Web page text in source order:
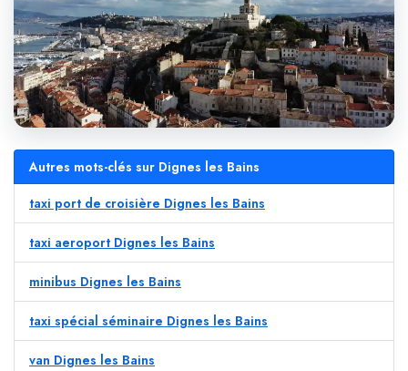
Autres mots-clés sur Dignes les Bains
taxi port de croisière Dignes les Bains
taxi aeroport Dignes les Bains
minibus Dignes les Bains
taxi spécial séminaire Dignes les Bains
van Dignes les Bains